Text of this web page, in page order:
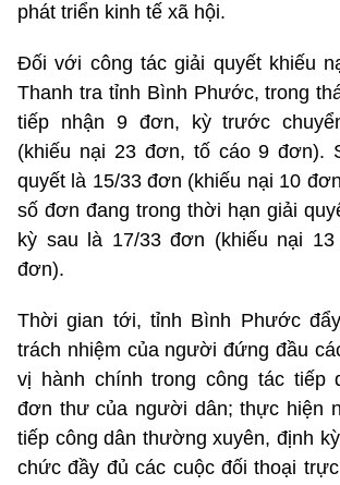
phát triển kinh tế xã hội.
Đối với công tác giải quyết khiếu
Thanh tra tỉnh Bình Phước, trong
tiếp nhận 9 đơn, kỳ trước
(khiếu nại 23 đơn, tố cáo 9 đơn).
quyết là 15/33 đơn (khiếu nại 10
số đơn đang trong thời hạn giải
kỳ sau là 17/33 đơn (khiếu nại
đơn).
Thời gian tới, tỉnh Bình Phước
trách nhiệm của người đứng đầu
vị hành chính trong công tác tiếp
đơn thư của người dân; thực hiện
tiếp công dân thường xuyên, định
chức đầy đủ các cuộc đối thoại